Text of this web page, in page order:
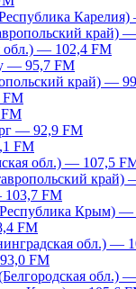
край)
обл.) — 102,4 FM
— 95,7 FM
край) —
FM
— 92,9 FM
FM
обл.) — 107,5
край)
103,7 FM
Крым) —
FM
обл.) —
FM
обл.)